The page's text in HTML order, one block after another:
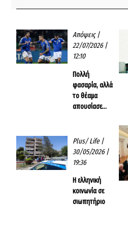
Απόψεις|
22/07/2026 |
12:10
Πολλή
φασαρία, αλλά
το θέαμα
απουσίασε…
Plus/ Life|
30/05/2026 |
19:36
Η ελληνική
κοινωνία σε
σιωπητήριο